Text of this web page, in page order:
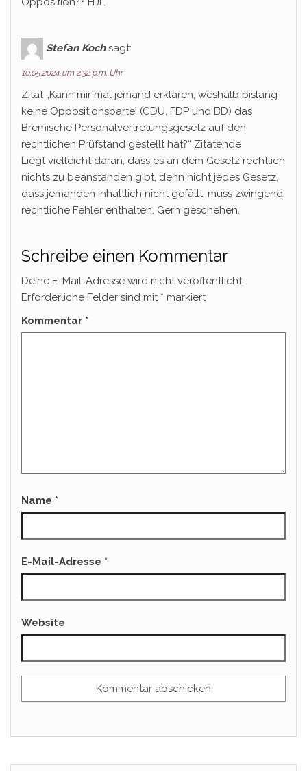
Stefan Koch sagt:
10.05.2024 um 2:32 p.m. Uhr
Zitat „Kann mir mal jemand erklären, weshalb bislang
keine Oppositionspartei (CDU, FDP und BD) das
Bremische Personalvertretungsgesetz auf den
rechtlichen Prüfstand gestellt hat?“ Zitatende
Liegt vielleicht daran, dass es an dem Gesetz rechtlich
nichts zu beanstanden gibt, denn nicht jedes Gesetz,
dass jemanden inhaltlich nicht gefällt, muss zwingend
rechtliche Fehler enthalten. Gern geschehen.
Schreibe einen Kommentar
Deine E-Mail-Adresse wird nicht veröffentlicht.
Erforderliche Felder sind mit * markiert
Kommentar *
Name *
E-Mail-Adresse *
Website